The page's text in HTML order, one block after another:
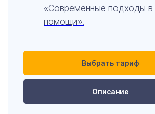
«Современные подходы в
помощи».
Выбрать тариф
Описание